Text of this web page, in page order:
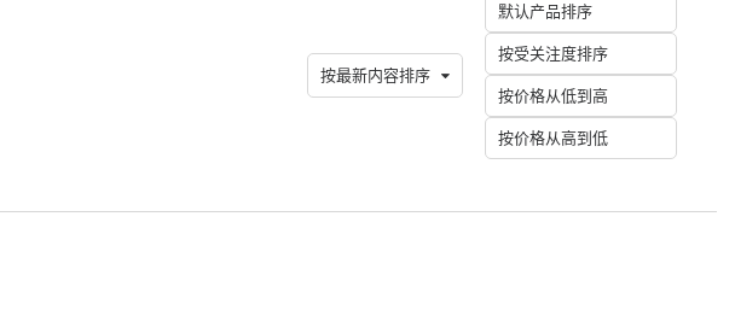
按最新内容排序
默认产品排序
按受关注度排序
按价格从低到高
按价格从高到低